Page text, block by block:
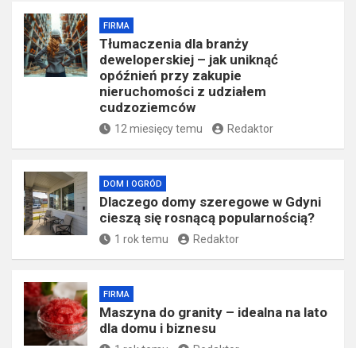
FIRMA
Tłumaczenia dla branży
deweloperskiej – jak uniknąć
opóźnień przy zakupie
nieruchomości z udziałem
cudzoziemców
12 miesięcy temu Redaktor
DOM I OGRÓD
Dlaczego domy szeregowe w Gdyni
cieszą się rosnącą popularnością?
1 rok temu Redaktor
FIRMA
​Maszyna do granity – idealna na lato
dla domu i biznesu